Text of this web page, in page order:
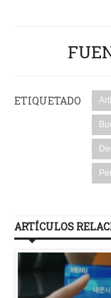
ETIQUETADO
ARTÍCULOS